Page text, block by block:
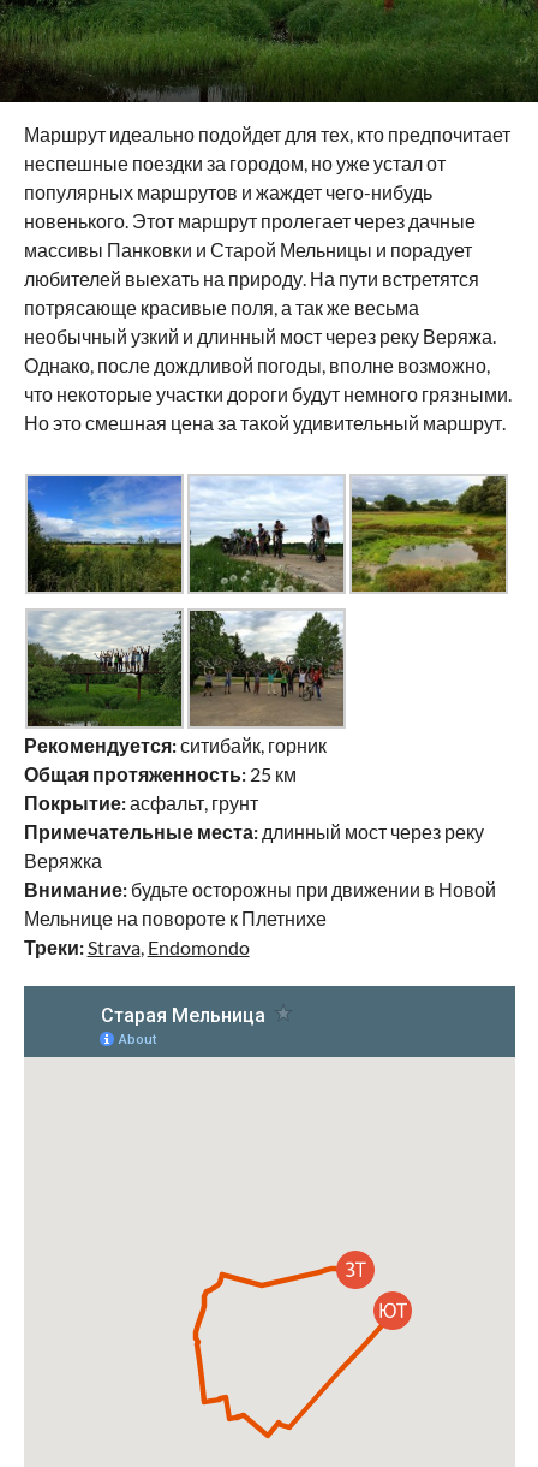
Маршрут идеально подойдет для тех, кто предпочитает
неспешные поездки за городом, но уже устал от
популярных маршрутов и жаждет чего-нибудь
новенького. Этот маршрут пролегает через дачные
массивы Панковки и Старой Мельницы и порадует
любителей выехать на природу. На пути встретятся
потрясающе красивые поля, а так же весьма
необычный узкий и длинный мост через реку Веряжа.
Однако, после дождливой погоды, вполне возможно,
что некоторые участки дороги будут немного грязными.
Но это смешная цена за такой удивительный маршрут.
Рекомендуется:ситибайк, горник
Общая протяженность:25 км
Покрытие:асфальт, грунт
Примечательные места:длинный мост через реку
Веряжка
Внимание:будьте осторожны при движении в Новой
Мельнице на повороте к Плетнихе
Треки:Strava, Endomondo